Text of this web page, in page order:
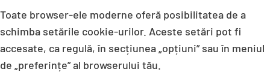
Toate browser-ele moderne oferă posibilitatea de a
schimba setările cookie-urilor. Aceste setări pot fi
accesate, ca regulă, în secțiunea „opțiuni” sau în meniul
de „preferințe” al browserului tău.